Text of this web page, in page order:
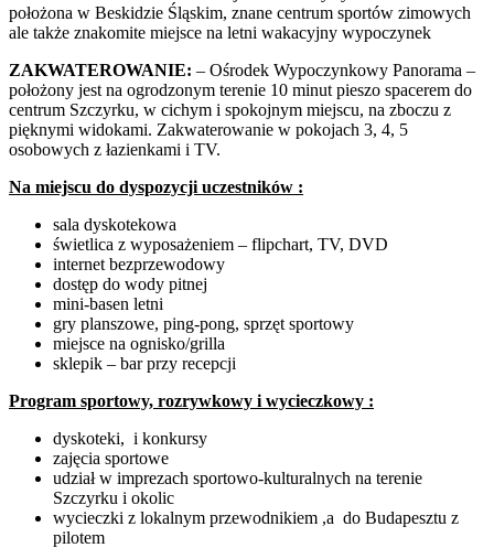
położona w Beskidzie Śląskim, znane centrum sportów zimowych
ale także znakomite miejsce na letni wakacyjny wypoczynek
ZAKWATEROWANIE: – Ośrodek Wypoczynkowy Panorama –
położony jest na ogrodzonym terenie 10 minut pieszo spacerem do
centrum Szczyrku, w cichym i spokojnym miejscu, na zboczu z
pięknymi widokami. Zakwaterowanie w pokojach 3, 4, 5
osobowych z łazienkami i TV.
Na miejscu do dyspozycji uczestników :
sala dyskotekowa
świetlica z wyposażeniem – flipchart, TV, DVD
internet bezprzewodowy
dostęp do wody pitnej
mini-basen letni
gry planszowe, ping-pong, sprzęt sportowy
miejsce na ognisko/grilla
sklepik – bar przy recepcji
Program sportowy, rozrywkowy i wycieczkowy :
dyskoteki, i konkursy
zajęcia sportowe
udział w imprezach sportowo-kulturalnych na terenie
Szczyrku i okolic
wycieczki z lokalnym przewodnikiem ,a do Budapesztu z
pilotem